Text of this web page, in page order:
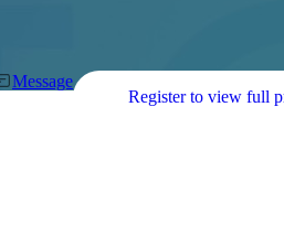
Message
Register to view full